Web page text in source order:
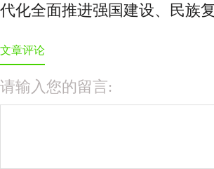
代化全面推进强国建设、民族
文章评论
请输入您的留言: